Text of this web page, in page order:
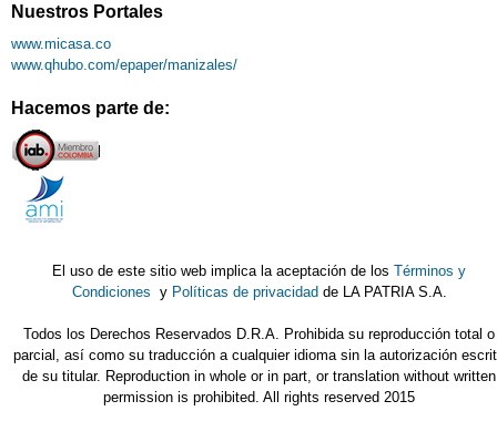
Nuestros Portales
www.micasa.co
www.qhubo.com/epaper/manizales/
Hacemos parte de:
El uso de este sitio web implica la aceptación de losTérminos y
Condiciones y Políticas de privacidad de LA PATRIA S.A.
Todos los Derechos Reservados D.R.A. Prohibida su reproducción total o
parcial, así como su traducción a cualquier idioma sin la autorización
de su titular. Reproduction in whole or in part, or translation without written
permission is prohibited. All rights reserved 2015